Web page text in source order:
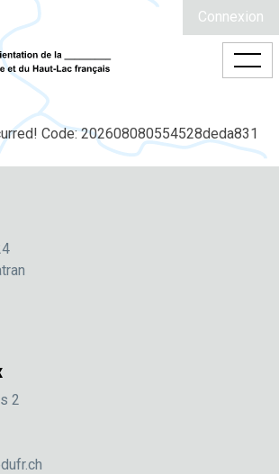
Connexion
Code: 202608080554528deda831
2